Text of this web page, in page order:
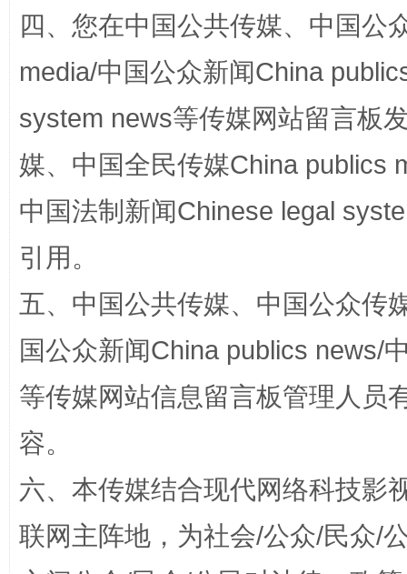
漫山遍野的桃花与雪山、麦地、白藏房
招工难、用工荒背后
四、您在中国公共传媒、中国公
media/中国公众新闻China
system news等传媒网站留言板
媒、中国全民传媒China publics
中国法制新闻Chinese legal
引用。
五、中国公共传媒、中国公众传
国公众新闻China publics news/
等传媒网站信息留言板管理人员
容。
六、本传媒结合现代网络科技影
联网主阵地，为社会/公众/民众/